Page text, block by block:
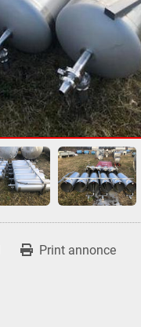
Print annonce